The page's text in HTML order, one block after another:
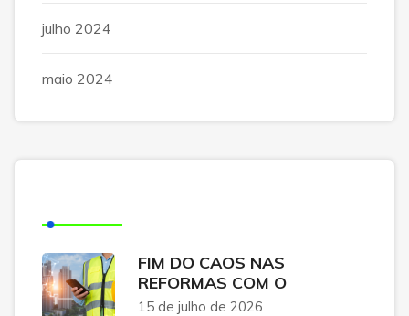
julho 2024
maio 2024
FIM DO CAOS NAS
REFORMAS COM O
15 de julho de 2026